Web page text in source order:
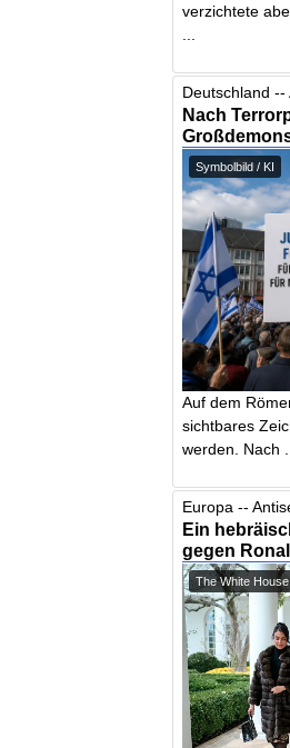
verzichtete
Deutschland --
Nach
Symbolbild / KI
Auf dem
sichtbares
werden. Nach ...
Europa --
Ein
gegen
The White House